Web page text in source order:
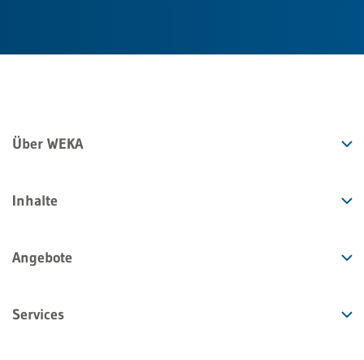
Über WEKA
Inhalte
Angebote
Services